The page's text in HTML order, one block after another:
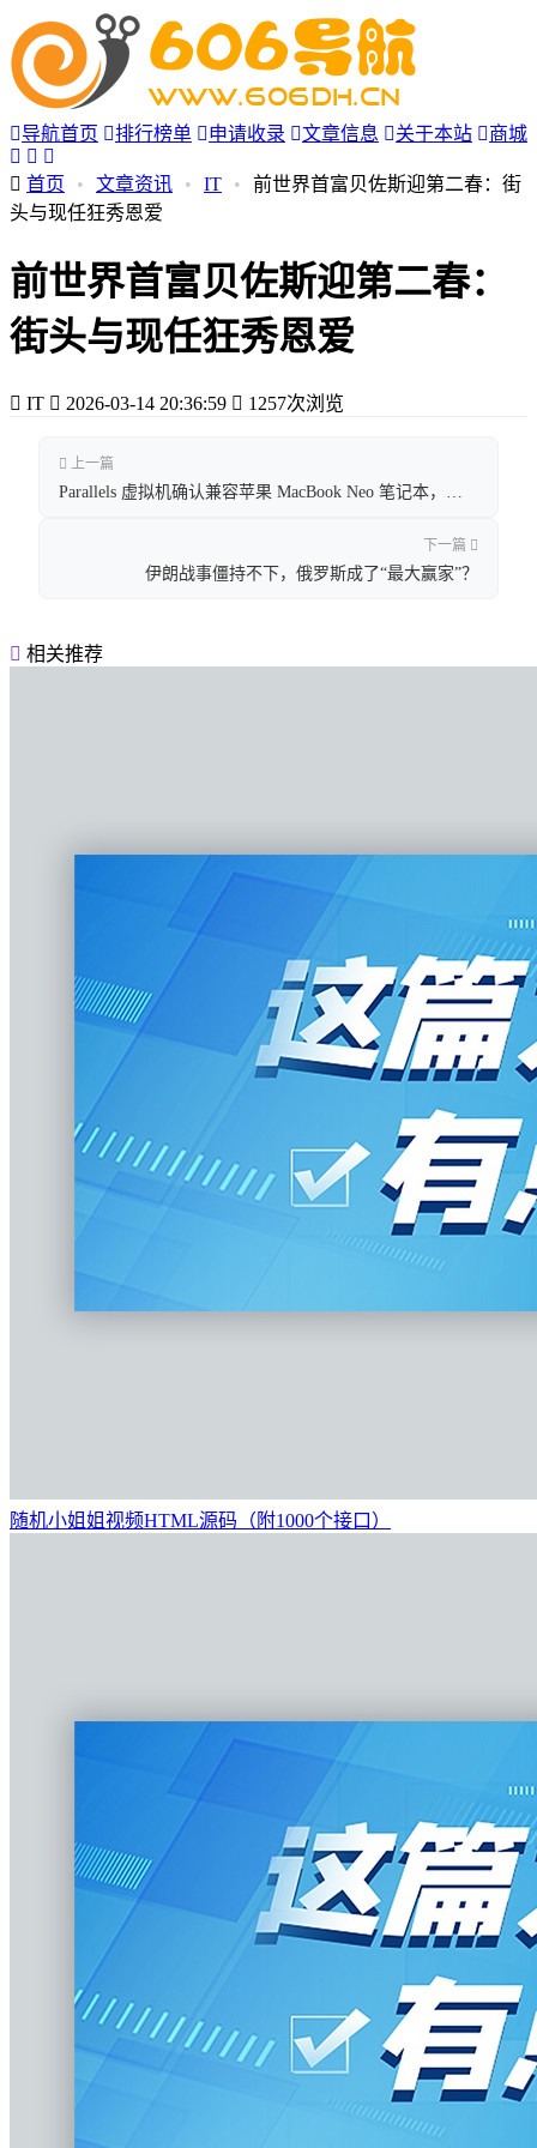
导航首页 排行榜单 申请收录 文章信息 关于本站 商城
首页 • 文章资讯 • IT •
前世界首富贝佐斯迎第二春：街
头与现任狂秀恩爱
前世界首富贝佐斯迎第二春：
街头与现任狂秀恩爱
IT 2026-03-14 20:36:59 1257次浏览
上一篇
下一篇
伊朗战事僵持不下，俄罗斯成了“最大赢家”？
相关推荐
随机小姐姐视频HTML源码（附1000个接口）